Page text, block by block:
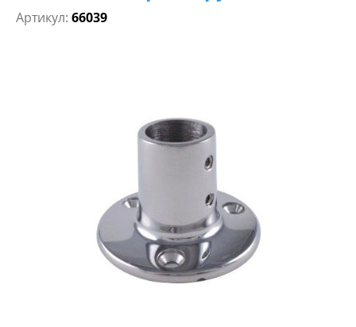
Артикул: 66039